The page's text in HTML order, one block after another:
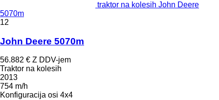
traktor na kolesih John Deere
5070m
12
John Deere 5070m
56.882 € Z DDV-jem
Traktor na kolesih
2013
754 m/h
Konfiguracija osi 4x4